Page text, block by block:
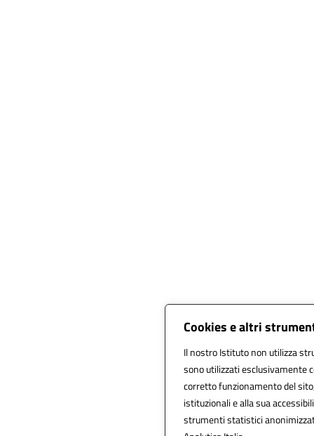
Cookies e altri
Il nostro Istituto non utilizza
sono utilizzati esclusivamente
corretto funzionamento del
istituzionali e alla sua
strumenti statistici